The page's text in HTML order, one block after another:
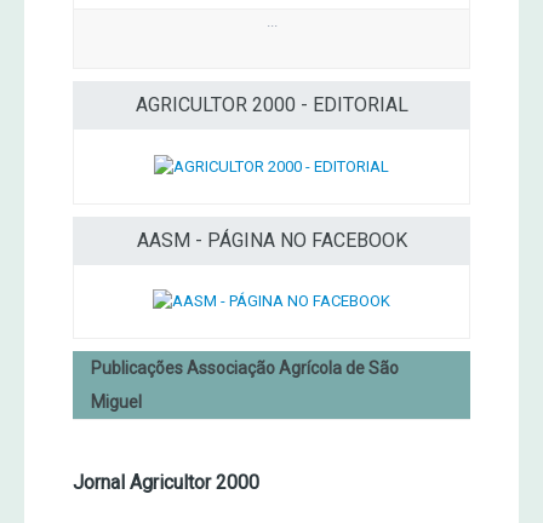
AGRICULTOR 2000 - EDITORIAL
AASM - PÁGINA NO FACEBOOK
Publicações Associação Agrícola de São
Miguel
Jornal Agricultor 2000